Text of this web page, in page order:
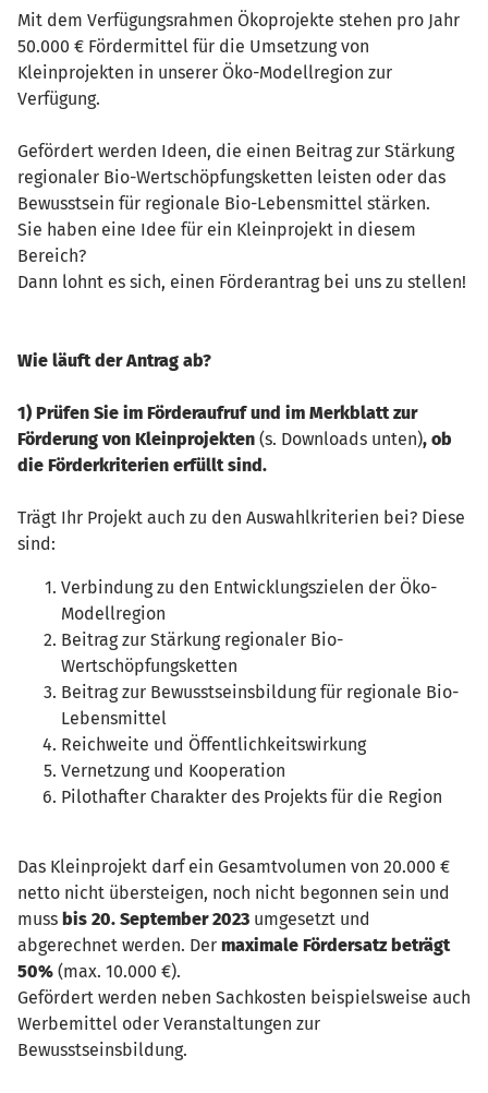
Mit dem Verfügungsrahmen Ökoprojekte stehen pro Jahr
50.000 € Fördermittel für die Umsetzung von
Kleinprojekten in unserer Öko-Modellregion zur
Verfügung.
Gefördert werden Ideen, die einen Beitrag zur Stärkung
regionaler Bio-Wertschöpfungsketten leisten oder das
Bewusstsein für regionale Bio-Lebensmittel stärken.
Sie haben eine Idee für ein Kleinprojekt in diesem
Bereich?
Dann lohnt es sich, einen Förderantrag bei uns zu stellen!
Wie läuft der Antrag ab?
1) Prüfen Sie im Förderaufruf und im Merkblatt zur
Förderung von Kleinprojekten (s. Downloads unten), ob
die Förderkriterien erfüllt sind.
Trägt Ihr Projekt auch zu den Auswahlkriterien bei? Diese
sind:
Verbindung zu den Entwicklungszielen der Öko-
Modellregion
Beitrag zur Stärkung regionaler Bio-
Wertschöpfungsketten
Beitrag zur Bewusstseinsbildung für regionale Bio-
Lebensmittel
Reichweite und Öffentlichkeitswirkung
Vernetzung und Kooperation
Pilothafter Charakter des Projekts für die Region
Das Kleinprojekt darf ein Gesamtvolumen von 20.000 €
netto nicht übersteigen, noch nicht begonnen sein und
muss bis 20. September 2023 umgesetzt und
abgerechnet werden. Der maximale Fördersatz beträgt
50% (max. 10.000 €).
Gefördert werden neben Sachkosten beispielsweise auch
Werbemittel oder Veranstaltungen zur
Bewusstseinsbildung.